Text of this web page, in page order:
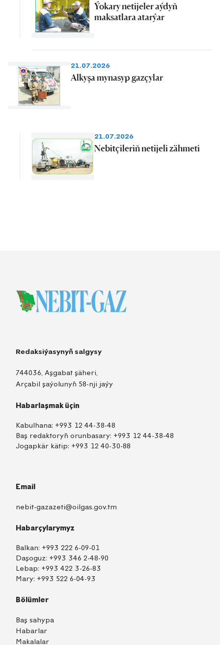
Ýokary netijeler aýdyň
maksatlara atarýar
21.07.2026
Alkyşa mynasyp gazçylar
21.07.2026
Nebitçileriň netijeli zähmeti
Redaksiýasynyň salgysy
744036, Aşgabat şäheri,
Arçabil şaýolunyň 58-nji jaýy
Habarlaşmak üçin
Kabulhana: +993 12 44-38-48
Baş redaktoryň orunbasary: +993 12 44-38-48
Jogapkär kätip: +993 12 40-30-88
Email
nebit-gazazeti@oilgas.gov.tm
Habarçylarymyz
Balkan: +993 222 6-09-01
Daşoguz: +993 346 2-48-90
Lebap: +993 422 3-26-83
Mary: +993 522 6-04-93
Bölümler
Baş sahypa
Habarlar
Makalalar